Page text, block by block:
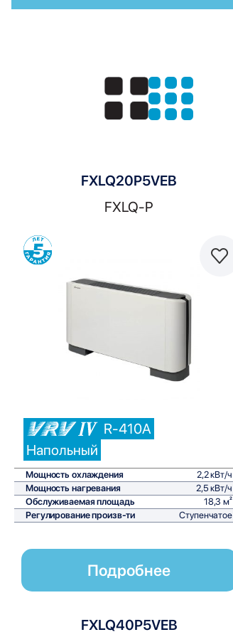
Показать:
FXLQ20P5VEB
FXLQ-P
Сравнить
R-410A
Напольный
Мощность охлаждения
2,2 кВт/ч
Мощность нагревания
2,5 кВт/ч
Обслуживаемая площадь
18,3 м²
Регулирование произв-ти
Ступенчатое
Подробнее
FXLQ40P5VEB